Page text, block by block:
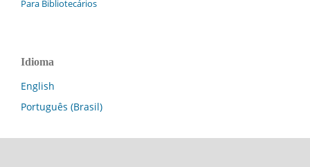
Para Bibliotecários
Idioma
English
Português (Brasil)